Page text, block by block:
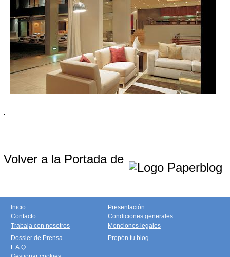
.
Volver a la Portada de
Inicio
Contacto
Trabaja con nosotros
Presentación
Condiciones generales
Menciones legales
Dossier de Prensa
F.A.Q.
Propón tu blog